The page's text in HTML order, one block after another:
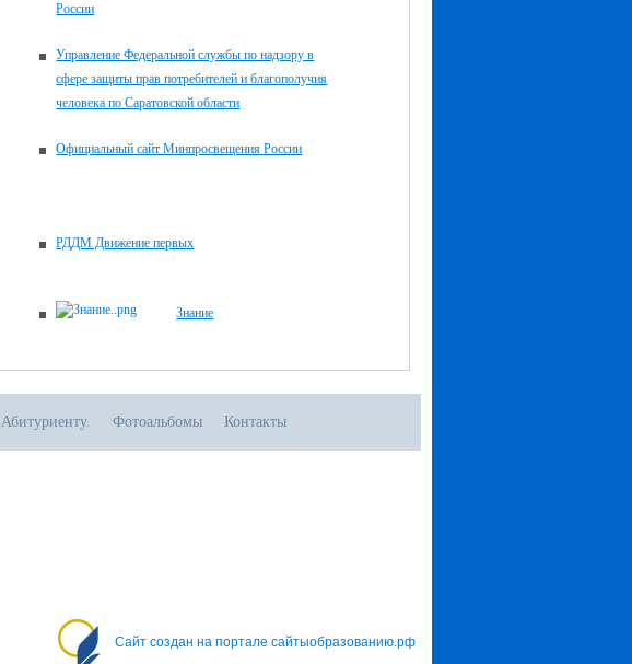
России
Управление Федеральной службы по надзору в
сфере защиты прав потребителей и благополучия
человека по Саратовской области
Официальный сайт Минпросвещения России
РДДМ Движение первых
Знание
Абитуриенту. Фотоальбомы Контакты
Сайт создан на портале сайтыобразованию.рф